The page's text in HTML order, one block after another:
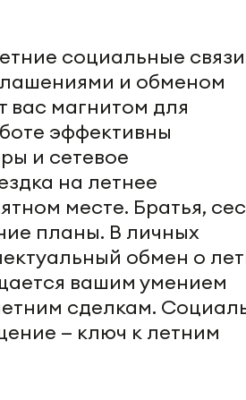
социальные
и обменом
вас магнитом для
эффективны
и сетевое
на летнее
месте. Братья,
планы. В личных
обмен о
вашим умением
сделкам.
— ключ к летним